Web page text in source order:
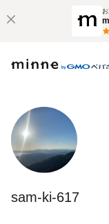
sam-ki-617